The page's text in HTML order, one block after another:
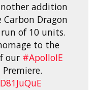
addition
Dragon
of 10 units.
to the
our #ApolloIE